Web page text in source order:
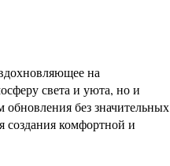
на
света и уюта, но и
обновления без значительных
комфортной и